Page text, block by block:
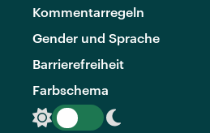
Kommentarregeln
Gender und Sprache
Barrierefreiheit
Farbschema